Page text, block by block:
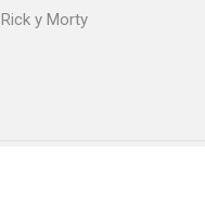
Rick y Morty